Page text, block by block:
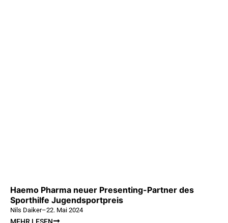
Haemo Pharma neuer Presenting-Partner des
Sporthilfe Jugendsportpreis
Nils Daiker–22. Mai 2024